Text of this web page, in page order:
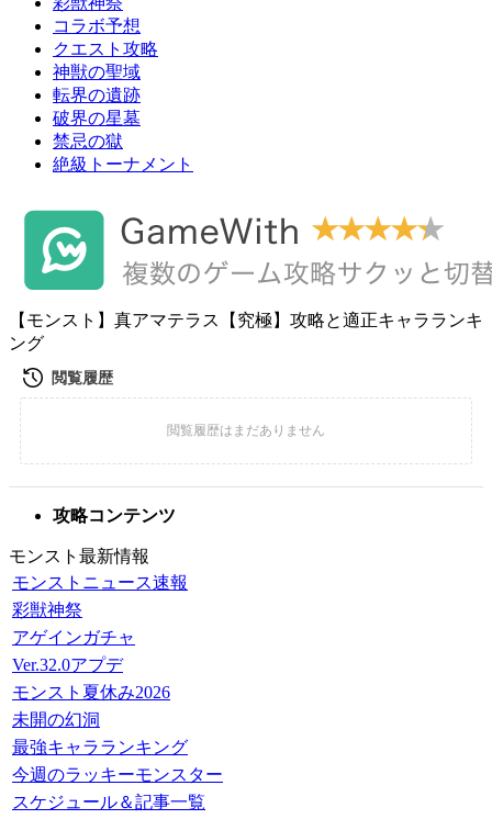
コラボ予想
クエスト攻略
神獣の聖域
転界の遺跡
破界の星墓
禁忌の獄
絶級トーナメント
【モンスト】真アマテラス【究極】攻略と適正キャラランキ
ング
攻略コンテンツ
モンスト最新情報
モンストニュース速報
彩獣神祭
アゲインガチャ
Ver.32.0アプデ
モンスト夏休み2026
未開の幻洞
最強キャラランキング
今週のラッキーモンスター
スケジュール＆記事一覧